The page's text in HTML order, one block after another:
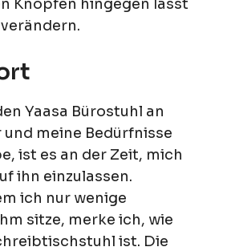
Knöpfen hingegen lässt
Yaasa Bürostuhl an
meine Bedürfnisse
ist es an der Zeit, mich
ihn einzulassen.
ich nur wenige
sitze, merke ich, wie
ist. Die